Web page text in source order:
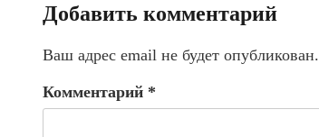
Добавить комментарий
Ваш адрес email не будет опубликован.
Комментарий *